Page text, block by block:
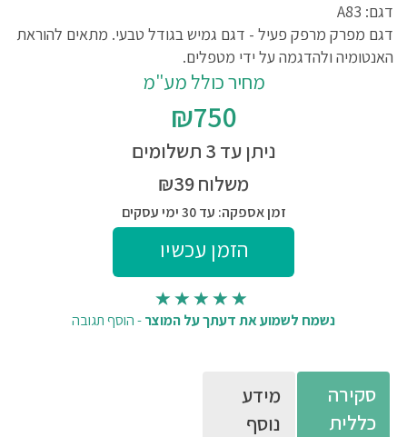
דגם: A83
דגם מפרק מרפק פעיל - דגם גמיש בגודל טבעי. מתאים להוראת
האנטומיה ולהדגמה על ידי מטפלים.
מחיר כולל מע"מ
₪750
ניתן עד 3 תשלומים
משלוח ₪39
זמן אספקה: עד 30 ימי עסקים
נשמח לשמוע את דעתך על המוצר-הוסף תגובה
סקירה
כללית
מידע
נוסף